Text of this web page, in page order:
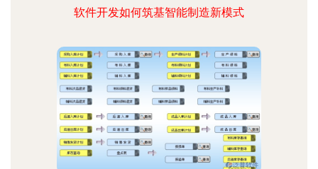
软件开发如何筑基智能制造新模式